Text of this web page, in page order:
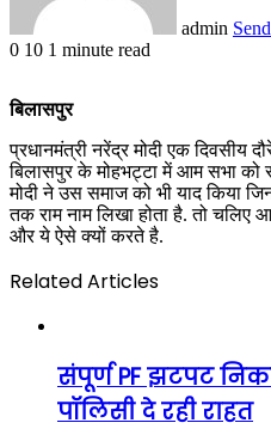
admin
0 10 1 minute read
बिलासपुर
प्रधानमंत्री नरेंद्र मोदी एक दिवसीय
बिलासपुर के मोहभट्टा में आम सभा को
मोदी ने उस समाज को भी याद किया
तक राम नाम लिखा होता है. तो चलिए
और ये ऐसे क्यों करते है.
Related Articles
संपूर्ण PF झटपट
पॉलिसी दे रही राहत